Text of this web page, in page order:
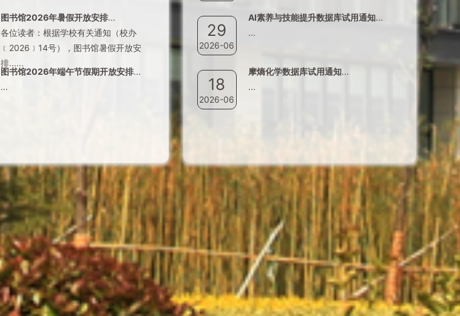
图书馆2026年暑假开放安排...
各位读者：根据学校有关通知（校办
﹝2026﹞14号），图书馆暑假开放安
排......
图书馆2026年端午节假期开放安排...
...
29
2026-06
AI素养与技能提升数据库试用通知...
...
18
2026-06
摩熵化学数据库试用通知...
...